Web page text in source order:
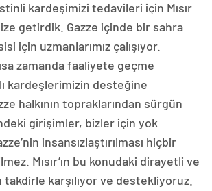
kardeşimizi tedavileri için Mısır
getirdik. Gazze içinde bir sahra
için uzmanlarımız çalışıyor.
zamanda faaliyete geçme
kardeşlerimizin desteğine
halkının topraklarından sürgün
girişimler, bizler için yok
insansızlaştırılması hiçbir
Mısır’ın bu konudaki dirayetli ve
karşılıyor ve destekliyoruz.